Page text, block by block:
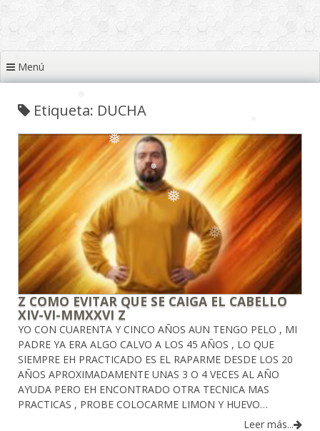
❅
❅
❅
❅
❅
❅
❅
❅
❅
Menú
Etiqueta: DUCHA
Z COMO EVITAR QUE SE CAIGA EL CABELLO
XIV-VI-MMXXVI Z
YO CON CUARENTA Y CINCO AÑOS AUN TENGO PELO , MI
PADRE YA ERA ALGO CALVO A LOS 45 AÑOS , LO QUE
SIEMPRE EH PRACTICADO ES EL RAPARME DESDE LOS 20
AÑOS APROXIMADAMENTE UNAS 3 O 4 VECES AL AÑO
AYUDA PERO EH ENCONTRADO OTRA TECNICA MAS
PRACTICAS , PROBE COLOCARME LIMON Y HUEVO…
Leer más...